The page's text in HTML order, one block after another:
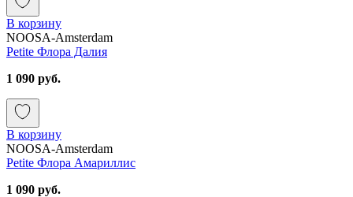
В корзину
NOOSA-Amsterdam
Petite Флора Далия
1 090 руб.
В корзину
NOOSA-Amsterdam
Petite Флора Амариллис
1 090 руб.